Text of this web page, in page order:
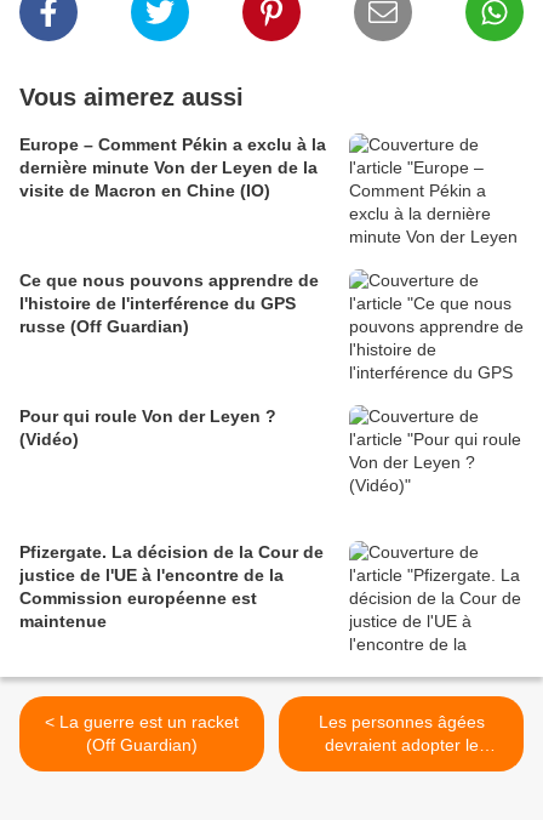
Vous aimerez aussi
Europe – Comment Pékin a exclu à la
dernière minute Von der Leyen de la
visite de Macron en Chine (IO)
Ce que nous pouvons apprendre de
l'histoire de l'interférence du GPS
russe (Off Guardian)
Pour qui roule Von der Leyen ?
(Vidéo)
Pfizergate. La décision de la Cour de
justice de l'UE à l'encontre de la
Commission européenne est
maintenue
< La guerre est un racket
(Off Guardian)
Les personnes âgées
devraient adopter le
"suicide collectif", déclare